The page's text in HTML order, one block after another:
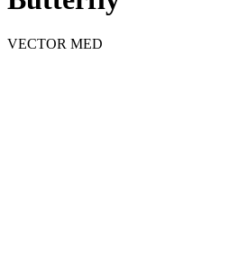
VECTOR MED